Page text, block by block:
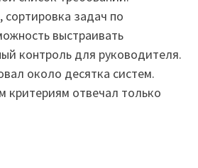
сортировка задач по
выстраивать
контроль для руководителя.
около десятка систем.
критериям отвечал только